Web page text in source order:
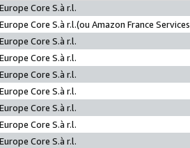
Core S.à r.l.
Core S.à r.l.(ou Amazon France
Core S.à r.l.
Core S.à r.l.
Core S.à r.l.
Core S.à r.l.
Core S.à r.l.
Core S.à r.l.
Core S.à r.l.